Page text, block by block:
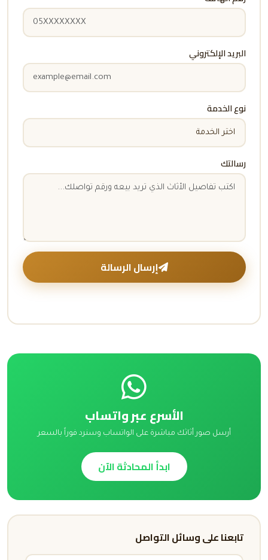
البريد الإلكتروني
نوع الخدمة
رسالتك
إرسال الرسالة
الأسرع عبر واتساب
أرسل صور أثاثك مباشرة على الواتساب وسنرد فوراً بالسعر
ابدأ المحادثة الآن
تابعنا على وسائل التواصل